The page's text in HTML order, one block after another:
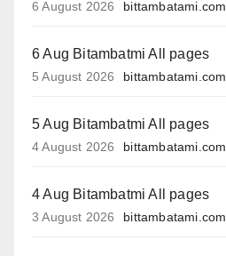
6 August 2026 bittambatami.com
6 Aug Bitambatmi All pages
5 August 2026 bittambatami.com
5 Aug Bitambatmi All pages
4 August 2026 bittambatami.com
4 Aug Bitambatmi All pages
3 August 2026 bittambatami.com